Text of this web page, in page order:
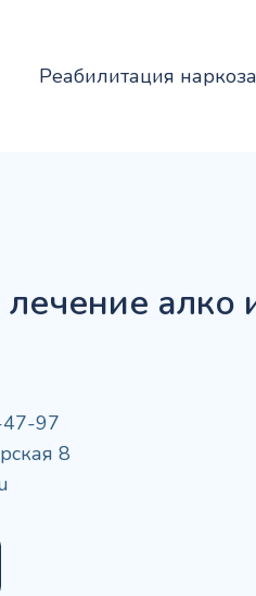
Реабилитация
алко
97
8